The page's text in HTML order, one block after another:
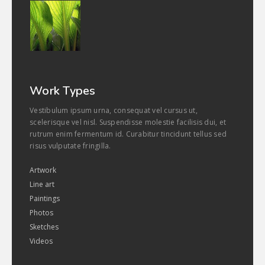
Work Types
Vestibulum ipsum urna, consequat vel cursus ut,
scelerisque vel nisl. Suspendisse molestie facilisis dui, et
rutrum enim fermentum id. Curabitur tincidunt tellus sed
risus vulputate fringilla.
Artwork
Line art
Paintings
Photos
Sketches
Videos